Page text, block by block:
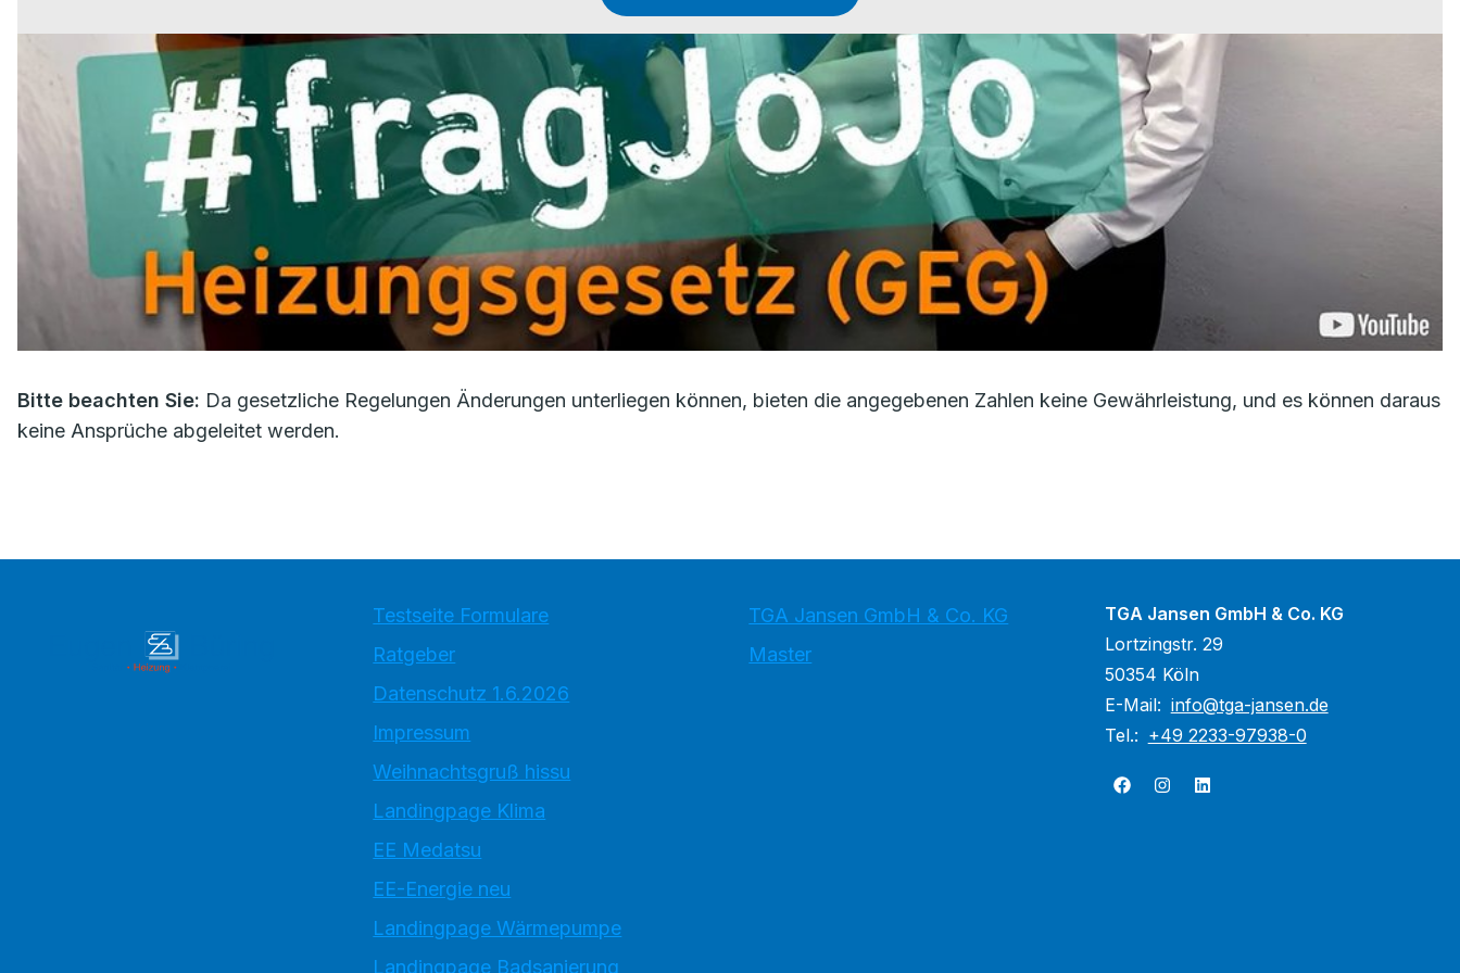
Bitte beachten Sie: Da gesetzliche Regelungen Änderungen unterliegen können, bieten die angegebenen Zahlen keine Gewährleistung, und es können daraus
keine Ansprüche abgeleitet werden.
Testseite Formulare
Ratgeber
Datenschutz 1.6.2026
Impressum
Weihnachtsgruß hissu
Landingpage Klima
EE Medatsu
EE-Energie neu
Landingpage Wärmepumpe
Landingpage Badsanierung
TGA Jansen GmbH & Co. KG
Master
TGA Jansen GmbH & Co. KG
Lortzingstr. 29
50354 Köln
E-Mail: info@tga-jansen.de
Tel.: +49 2233-97938-0